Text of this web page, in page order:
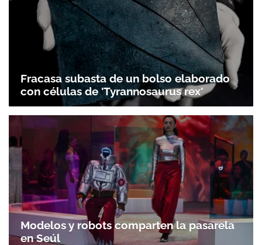
Fracasa subasta de un bolso elaborado
con células de 'Tyrannosaurus rex'
Modelos y robots comparten la pasarela
en Seúl